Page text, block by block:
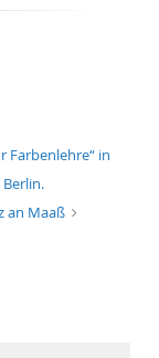
Farbenlehre“ in
an Maaß